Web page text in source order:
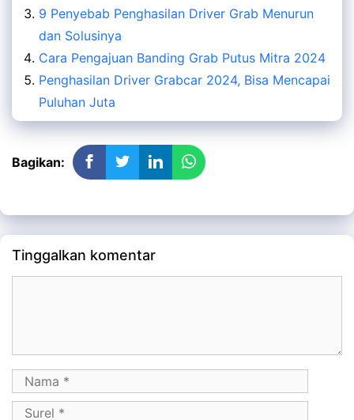
9 Penyebab Penghasilan Driver Grab Menurun
dan Solusinya
Cara Pengajuan Banding Grab Putus Mitra 2024
Penghasilan Driver Grabcar 2024, Bisa Mencapai
Puluhan Juta
Bagikan:
Tinggalkan komentar
Nama
Surel